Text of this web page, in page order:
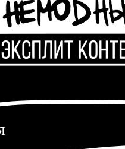
права защищены, 2026
конфиденциальности
обработку персональных данных